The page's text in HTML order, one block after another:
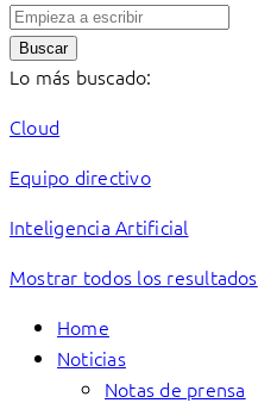
Buscar
Lo más buscado:
Cloud
Equipo directivo
Inteligencia Artificial
Mostrar todos los resultados
Home
Noticias
Notas de prensa